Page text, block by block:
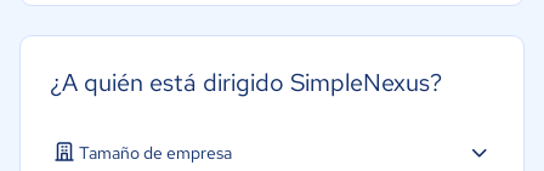
¿A quién está dirigido SimpleNexus?
Tamaño de empresa